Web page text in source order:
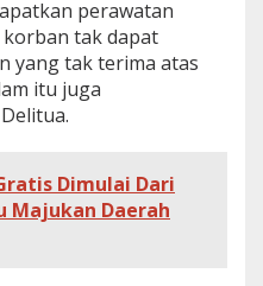
perawatan
tak dapat
yang tak terima atas
itu juga
Dimulai Dari
Majukan Daerah